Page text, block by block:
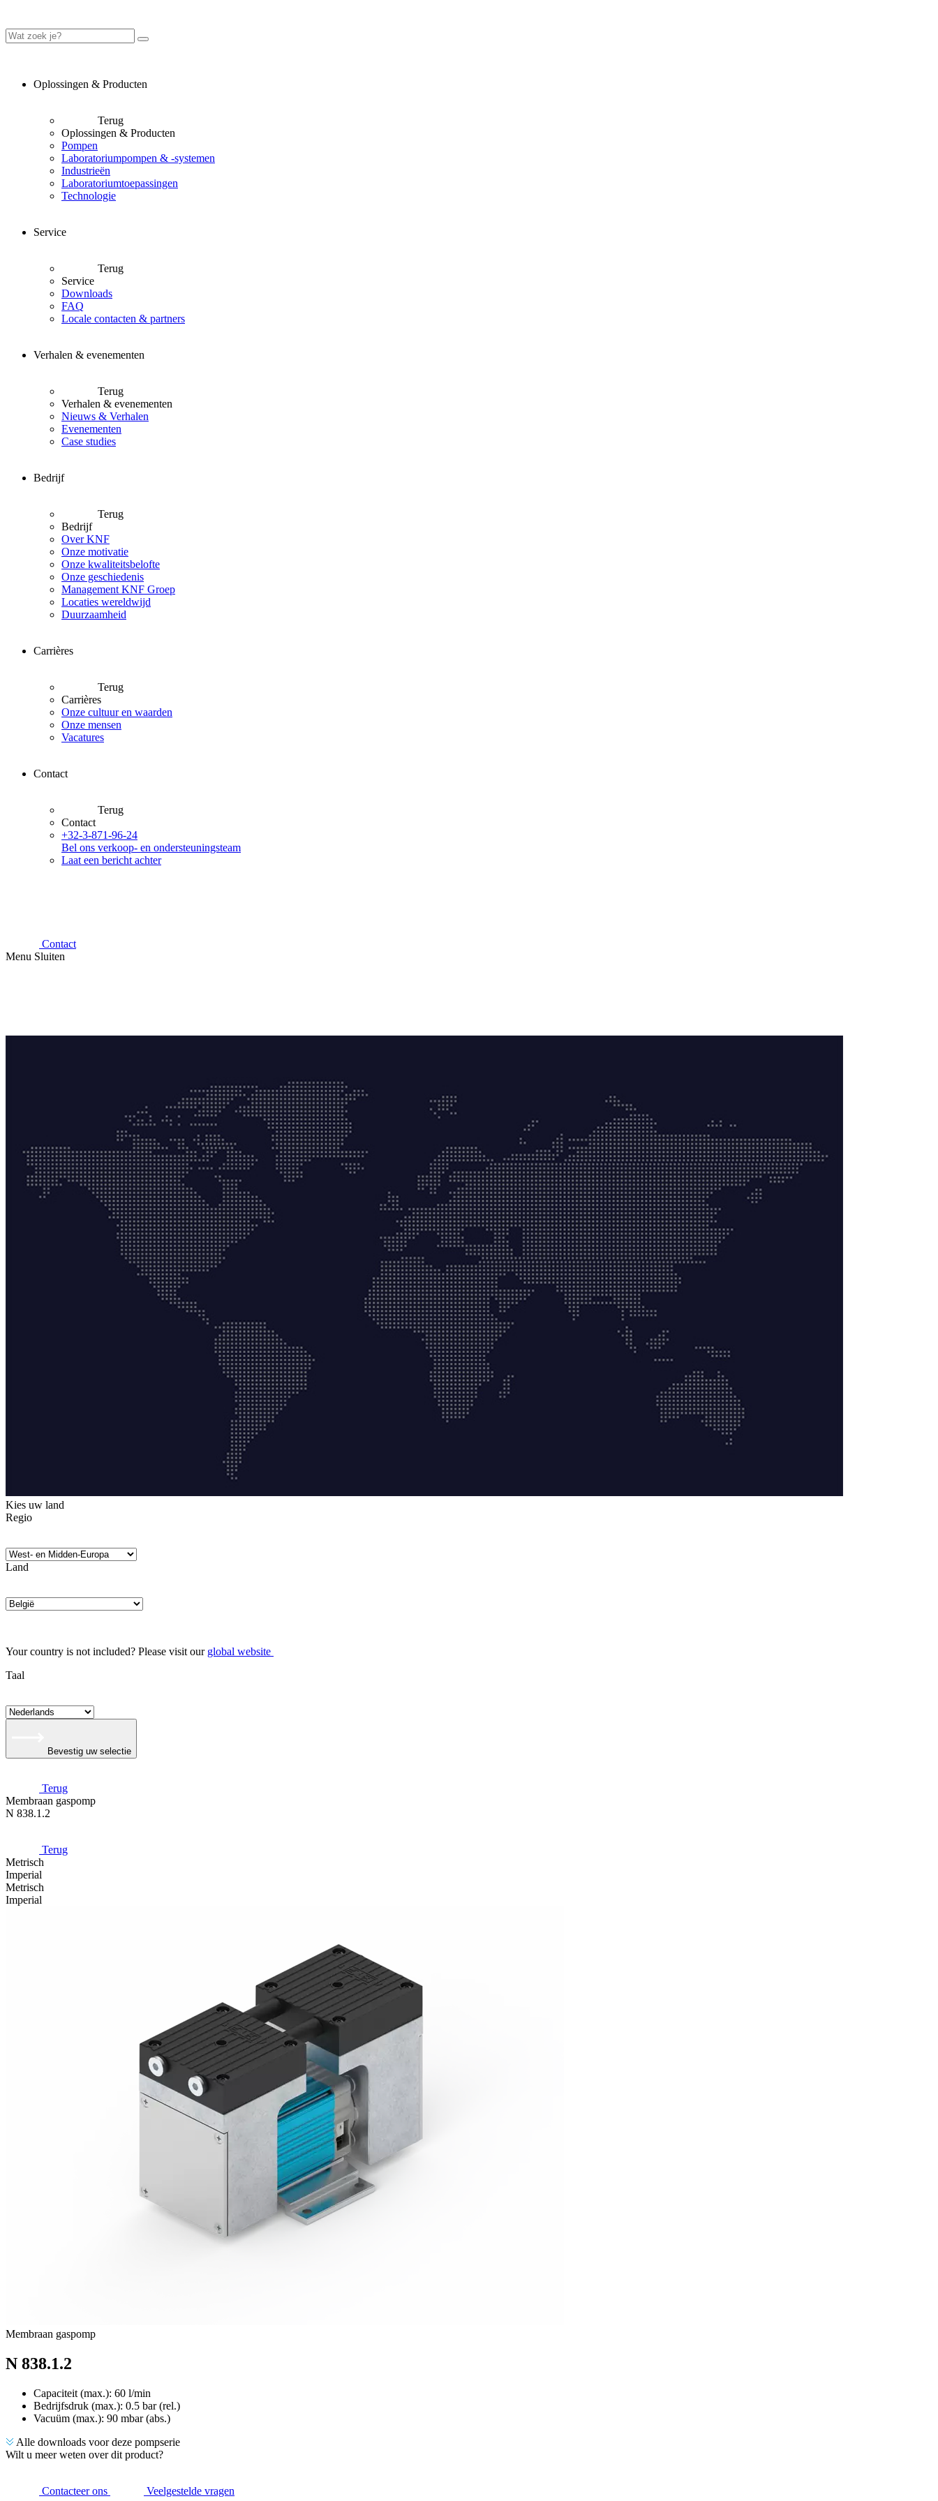
Oplossingen & Producten
Terug
Oplossingen & Producten
Pompen
Laboratoriumpompen & -systemen
Industrieën
Laboratoriumtoepassingen
Technologie
Service
Terug
Service
Downloads
FAQ
Locale contacten & partners
Verhalen & evenementen
Terug
Verhalen & evenementen
Nieuws & Verhalen
Evenementen
Case studies
Bedrijf
Terug
Bedrijf
Over KNF
Onze motivatie
Onze kwaliteitsbelofte
Onze geschiedenis
Management KNF Groep
Locaties wereldwijd
Duurzaamheid
Carrières
Terug
Carrières
Onze cultuur en waarden
Onze mensen
Vacatures
Contact
Terug
Contact
+32-3-871-96-24
Bel ons verkoop- en ondersteuningsteam
Laat een bericht achter
Contact
Menu Sluiten
Kies uw land
Regio
Land
Your country is not included? Please visit our global website
Taal
Bevestig uw selectie
Terug
Membraan gaspomp
N 838.1.2
Terug
Metrisch
Imperial
Metrisch
Imperial
Membraan gaspomp
N 838.1.2
Capaciteit (max.): 60 l/min
Bedrijfsdruk (max.): 0.5 bar (rel.)
Vacuüm (max.): 90 mbar (abs.)
Alle downloads voor deze pompserie
Wilt u meer weten over dit product?
Contacteer ons Veelgestelde vragen